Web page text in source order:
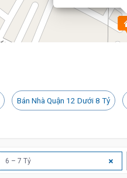
Bán Nhà Quận 12 Dưới 8 Tỷ
6 – 7 Tỷ